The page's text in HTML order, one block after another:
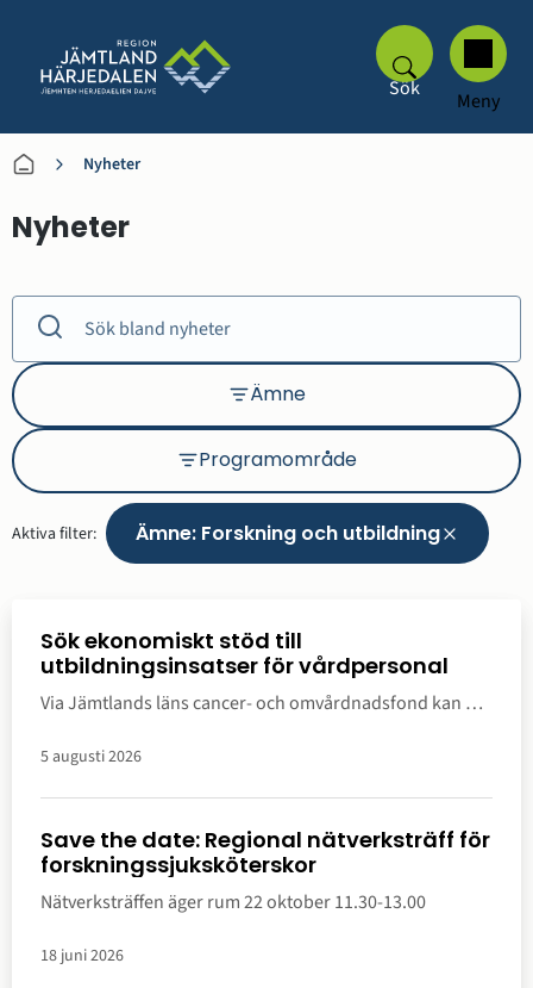
Sök Meny
Nyheter
Nyheter
Ämne
Ämne
Programområde
Programområde
Aktiva filter:
Ta
Ämne: Forskning och utbildning
Sök ekonomiskt stöd till
utbildningsinsatser för vårdpersonal
Via Jämtlands läns cancer- och omvårdnadsfond kan du
utbildningsinsatser.
5 augusti 2026
Save the date: Regional nätverksträff för
forskningssjuksköterskor
Nätverksträffen äger rum 22 oktober 11.30-13.00
18 juni 2026